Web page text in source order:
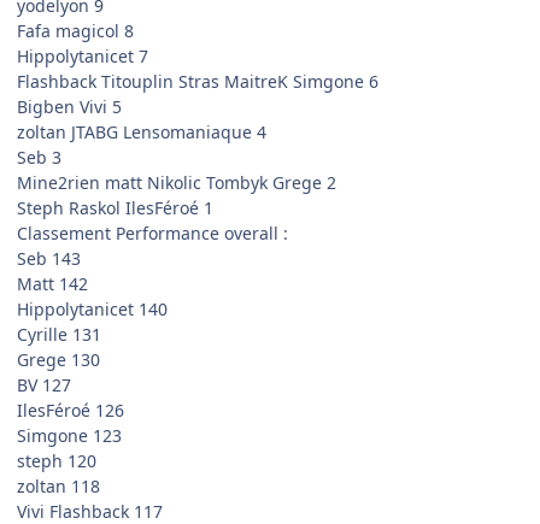
yodelyon 9
Fafa magicol 8
Hippolytanicet 7
Flashback Titouplin Stras MaitreK Simgone 6
Bigben Vivi 5
zoltan JTABG Lensomaniaque 4
Seb 3
Mine2rien matt Nikolic Tombyk Grege 2
Steph Raskol IlesFéroé 1
Classement Performance overall :
Seb 143
Matt 142
Hippolytanicet 140
Cyrille 131
Grege 130
BV 127
IlesFéroé 126
Simgone 123
steph 120
zoltan 118
Vivi Flashback 117